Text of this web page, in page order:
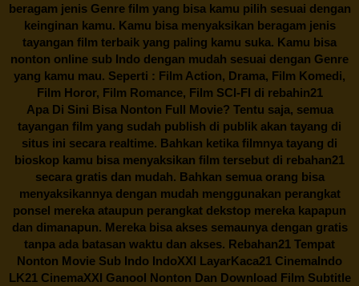
beragam jenis Genre film yang bisa kamu pilih sesuai dengan
keinginan kamu. Kamu bisa menyaksikan beragam jenis
tayangan film terbaik yang paling kamu suka. Kamu bisa
nonton online sub Indo dengan mudah sesuai dengan Genre
yang kamu mau. Seperti : Film Action, Drama, Film Komedi,
Film Horor, Film Romance, Film SCI-FI di rebahin21
Apa Di Sini Bisa Nonton Full Movie? Tentu saja, semua
tayangan film yang sudah publish di publik akan tayang di
situs ini secara realtime. Bahkan ketika filmnya tayang di
bioskop kamu bisa menyaksikan film tersebut di rebahan21
secara gratis dan mudah. Bahkan semua orang bisa
menyaksikannya dengan mudah menggunakan perangkat
ponsel mereka ataupun perangkat dekstop mereka kapapun
dan dimanapun. Mereka bisa akses semaunya dengan gratis
tanpa ada batasan waktu dan akses. Rebahan21 Tempat
Nonton Movie Sub Indo IndoXXI LayarKaca21 CinemaIndo
LK21 CinemaXXI Ganool Nonton Dan Download Film Subtitle